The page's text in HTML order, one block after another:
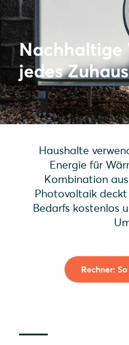
Nachhaltige
jedes
Haushalte
Energie für
Kombination
Photovoltaik
Bedarfs kostenlos
Rechner: